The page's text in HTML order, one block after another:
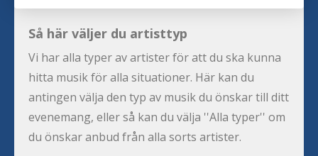
Så här väljer du artisttyp
Vi har alla typer av artister för att du ska kunna
hitta musik för alla situationer. Här kan du
antingen välja den typ av musik du önskar till ditt
evenemang, eller så kan du välja ''Alla typer'' om
du önskar anbud från alla sorts artister.